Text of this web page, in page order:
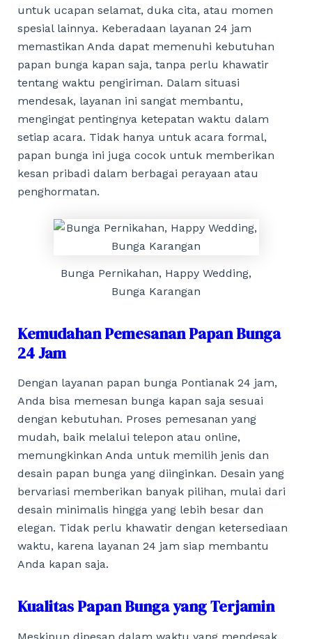
untuk ucapan selamat, duka cita, atau momen
spesial lainnya. Keberadaan layanan 24 jam
memastikan Anda dapat memenuhi kebutuhan
papan bunga kapan saja, tanpa perlu khawatir
tentang waktu pengiriman. Dalam situasi
mendesak, layanan ini sangat membantu,
mengingat pentingnya ketepatan waktu dalam
setiap acara. Tidak hanya untuk acara formal,
papan bunga ini juga cocok untuk memberikan
kesan pribadi dalam berbagai perayaan atau
penghormatan.
Bunga Pernikahan, Happy Wedding,
Bunga Karangan
Kemudahan Pemesanan Papan Bunga
24 Jam
Dengan layanan papan bunga Pontianak 24 jam,
Anda bisa memesan bunga kapan saja sesuai
dengan kebutuhan. Proses pemesanan yang
mudah, baik melalui telepon atau online,
memungkinkan Anda untuk memilih jenis dan
desain papan bunga yang diinginkan. Desain yang
bervariasi memberikan banyak pilihan, mulai dari
desain minimalis hingga yang lebih besar dan
elegan. Tidak perlu khawatir dengan ketersediaan
waktu, karena layanan 24 jam siap membantu
Anda kapan saja.
Kualitas Papan Bunga yang Terjamin